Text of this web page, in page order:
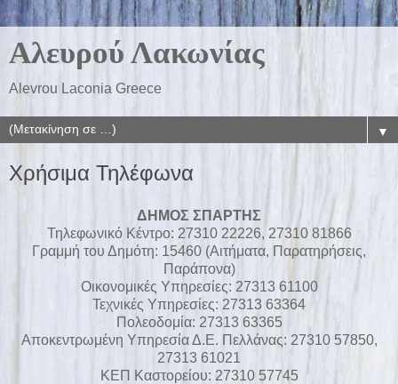
Αλευρού Λακωνίας
Alevrou Laconia Greece
▼
Χρήσιμα Τηλέφωνα
ΔΗΜΟΣ ΣΠΑΡΤΗΣ
Τηλεφωνικό Κέντρο: 27310 22226, 27310 81866
Γραμμή του Δημότη: 15460 (Αιτήματα, Παρατηρήσεις,
Παράπονα)
Οικονομικές Υπηρεσίες: 27313 61100
Τεχνικές Υπηρεσίες: 27313 63364
Πολεοδομία: 27313 63365
Αποκεντρωμένη Υπηρεσία Δ.Ε. Πελλάνας: 27310 57850,
27313 61021
ΚΕΠ Καστορείου: 27310 57745